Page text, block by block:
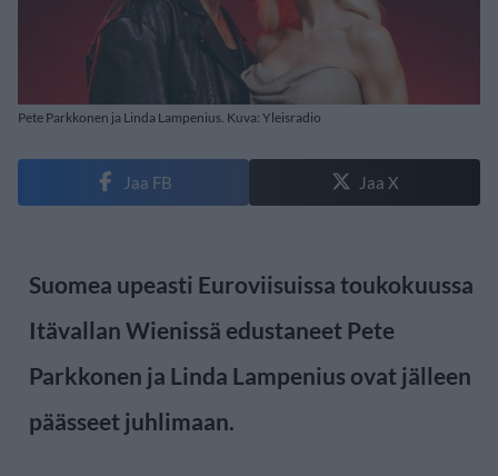
Pete Parkkonen ja Linda Lampenius. Kuva: Yleisradio
Jaa FB Jaa X
Suomea upeasti Euroviisuissa toukokuussa
Itävallan Wienissä edustaneet Pete
Parkkonen ja Linda Lampenius ovat jälleen
päässeet juhlimaan.